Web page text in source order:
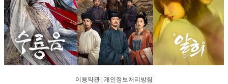
이용약관 개인정보처리방침